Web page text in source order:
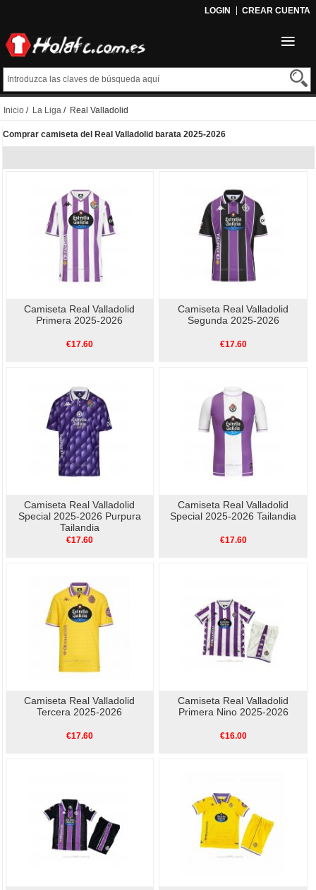
LOGIN CREAR CUENTA
Inicio / La Liga / Real Valladolid
Comprar camiseta del Real Valladolid barata 2025-2026
Camiseta Real Valladolid
Primera 2025-2026
€17.60
Camiseta Real Valladolid
Segunda 2025-2026
€17.60
Camiseta Real Valladolid
Special 2025-2026 Purpura
Tailandia
€17.60
Camiseta Real Valladolid
Special 2025-2026 Tailandia
€17.60
Camiseta Real Valladolid
Tercera 2025-2026
€17.60
Camiseta Real Valladolid
Primera Nino 2025-2026
€16.00